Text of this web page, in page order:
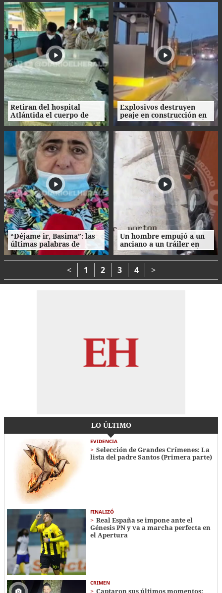
Ecuador
Retiran del hospital
Atlántida el cuerpo de
Nasser Hilsaca
Explosivos destruyen
peaje en construcción en
Colombia un día después
de la investidura de De la
Espriella
“Déjame ir, Basima”: las
últimas palabras de
Nasser Hilsaca antes de
morir
Un hombre empujó a un
anciano a un tráiler en
movimiento y le causó la
muerte
< 1 2 3 4 >
LO ÚLTIMO
EVIDENCIA
Selección de Grandes Crímenes: La
lista del padre Santos (Primera parte)
FINALIZÓ
Real España se impone ante el
Génesis PN y va a marcha perfecta en
el Apertura
CRIMEN